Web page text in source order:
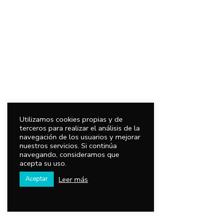
Utilizamos cookies propias y de
terceros para realizar el análisis de la
navegación de los usuarios y mejorar
nuestros servicios. Si continúa
navegando, consideramos que
acepta su uso.
Aceptar Leer más